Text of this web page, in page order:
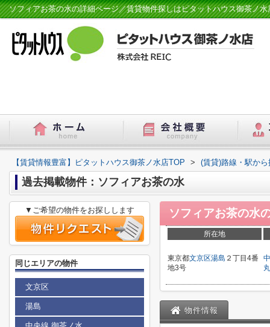
ソフィアお茶の水の詳細ページ／賃貸物件探しはピタットハウス御茶ノ水
【賃貸情報豊富】ピタットハウス御茶ノ水店TOP > (賃貸)路線・駅から
過去掲載物件：ソフィアお茶の水
ソフィアお茶の水
所在地
東京都文京区湯島 ２丁目4番
地3号
物件情報
▼ご希望の物件をお探しします
同じエリアの物件
文京区
湯島